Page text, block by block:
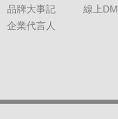
品牌大事記
企業代言人
線上DM